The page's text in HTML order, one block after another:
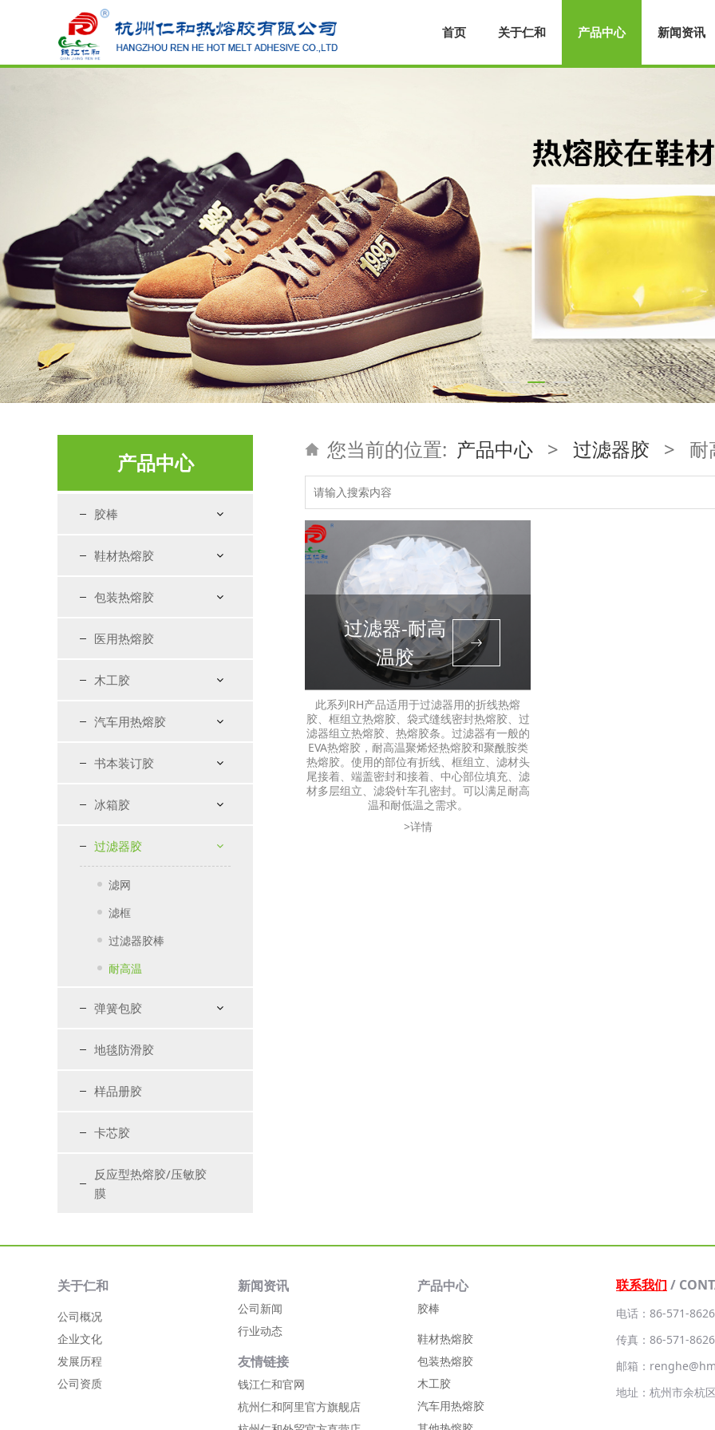
首页 关于仁和 产品中心 新闻资讯
产品中心
胶棒
鞋材热熔胶
包装热熔胶
医用热熔胶
木工胶
汽车用热熔胶
书本装订胶
冰箱胶
过滤器胶
滤网
滤框
过滤器胶棒
耐高温
弹簧包胶
地毯防滑胶
样品册胶
卡芯胶
反应型热熔胶/压敏胶
膜
您当前的位置: 产品中心 > 过滤器胶 > 耐
过滤器-耐高
温胶
此系列RH产品适用于过滤器用的折线热熔
胶、框组立热熔胶、袋式缝线密封热熔胶、过
滤器组立热熔胶、热熔胶条。过滤器有一般的
EVA热熔胶，耐高温聚烯烃热熔胶和聚酰胺类
热熔胶。使用的部位有折线、框组立、滤材头
尾接着、端盖密封和接着、中心部位填充、滤
材多层组立、滤袋针车孔密封。可以满足耐高
温和耐低温之需求。
>详情
关于仁和
公司概况
企业文化
发展历程
公司资质
新闻资讯
公司新闻
行业动态
友情链接
钱江仁和官网
杭州仁和阿里官方旗舰店
产品中心
胶棒
鞋材热熔胶
包装热熔胶
木工胶
汽车用热熔胶
联系我们 /
电话：86-571-
传真：86-571-
邮箱：
地址：杭州市余杭